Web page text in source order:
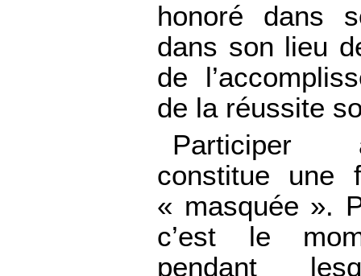
honoré dans
dans son lieu
de
de la réussite
Participer
constitue une
« masquée ».
c’est le
pendant